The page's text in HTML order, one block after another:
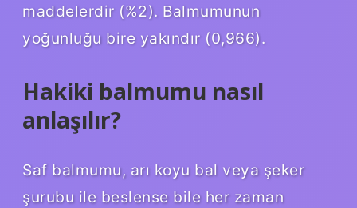
maddelerdir (%2). Balmumunun
yoğunluğu bire yakındır (0,966).
Hakiki balmumu nasıl
anlaşılır?
Saf balmumu, arı koyu bal veya şeker
şurubu ile beslense bile her zaman